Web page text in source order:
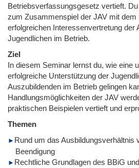
Betriebsverfassungsgesetz vertieft.
zum Zusammenspiel der JAV mit dem
erfolgreichen Interessenvertretung der
Jugendlichen im Betrieb.
Ziel
In diesem Seminar lernst du, wie eine
erfolgreiche Unterstützung der
Auszubildenden im Betrieb gelingen
Handlungsmöglichkeiten der JAV
praktischen Beispielen vertieft und
Themen
Rund um das Ausbildungsverhältnis
Beendigung
Rechtliche Grundlagen des BBiG